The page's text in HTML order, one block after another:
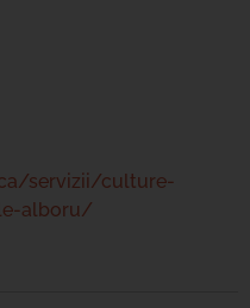
servizii/culture-
alboru/